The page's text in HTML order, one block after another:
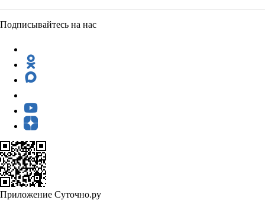
Подписывайтесь на нас
Приложение Суточно.ру